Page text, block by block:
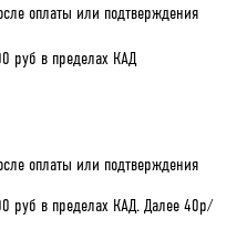
оплаты или подтверждения
руб в пределах КАД
оплаты или подтверждения
руб в пределах КАД. Далее 40р/